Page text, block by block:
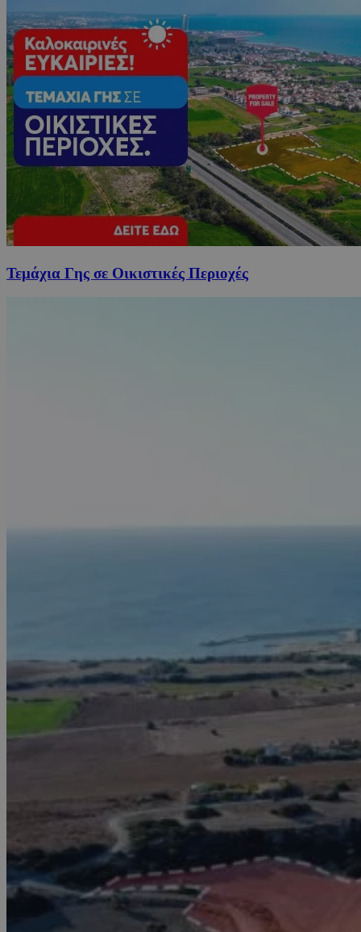
Τεμάχια Γης σε Οικιστικές Περιοχές